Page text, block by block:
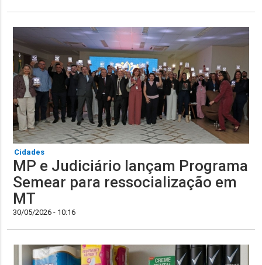
Cidades
MP e Judiciário lançam Programa
Semear para ressocialização em
MT
30/05/2026 - 10:16